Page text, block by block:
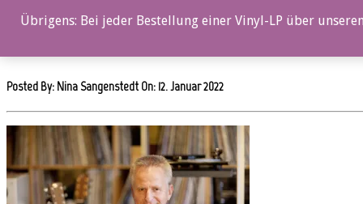
0%
Posted By: Nina Sangenstedt On: 12. Januar 2022
Übrigens: Bei jeder Bestellung einer Vinyl-LP über